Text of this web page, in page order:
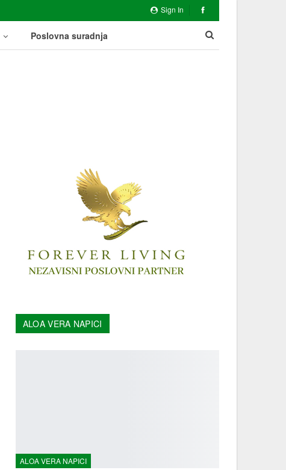
Sign In
Poslovna suradnja
ALOA VERA NAPICI
ALOA VERA NAPICI